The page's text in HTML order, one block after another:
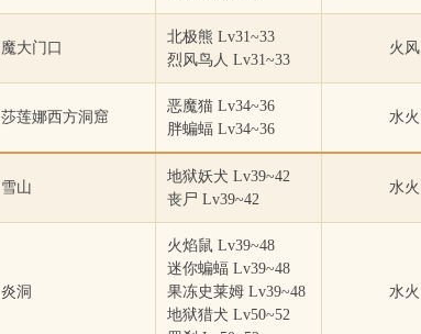
魔大门口
北极熊 Lv31~33
烈风鸟人 Lv31~33
火风
莎莲娜西方洞窟
恶魔猫 Lv34~36
胖蝙蝠 Lv34~36
水火
雪山
地狱妖犬 Lv39~42
丧尸 Lv39~42
水火
炎洞
火焰鼠 Lv39~48
迷你蝙蝠 Lv39~48
果冻史莱姆 Lv39~48
地狱猎犬 Lv50~52
水火